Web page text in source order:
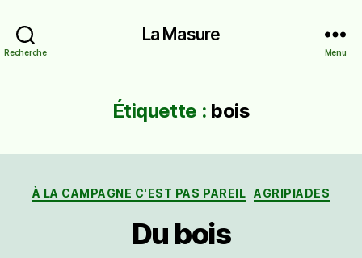
Recherche
La Masure
Menu
Étiquette : bois
Catégories
À LA CAMPAGNE C'EST PAS PAREIL AGRIPIADES
Du bois